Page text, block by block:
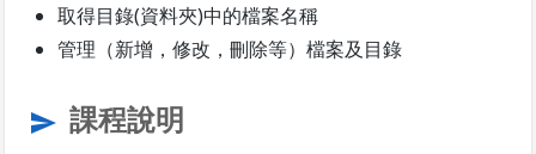
取得目錄(資料夾)中的檔案名稱
管理（新增，修改，刪除等）檔案及目錄
send 課程說明